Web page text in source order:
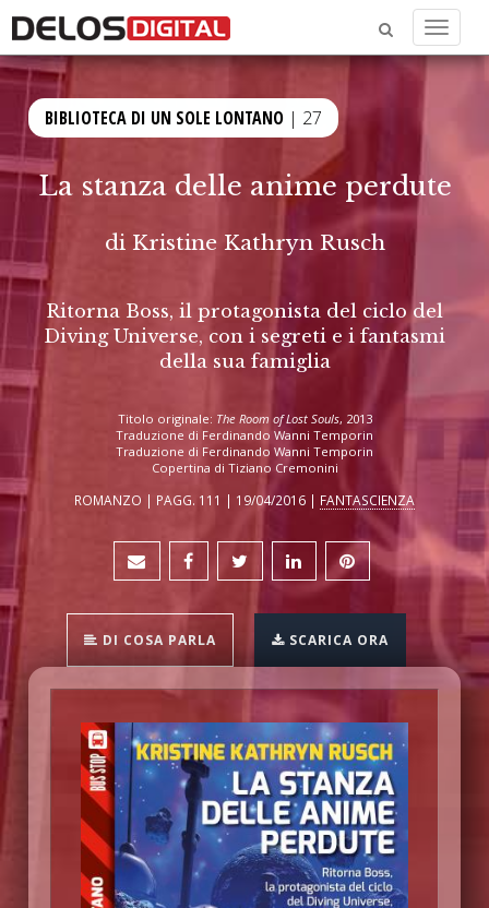
Menu
BIBLIOTECA DI UN SOLE LONTANO | 27
La stanza delle anime perdute
di Kristine Kathryn Rusch
Ritorna Boss, il protagonista del ciclo del
Diving Universe, con i segreti e i fantasmi
della sua famiglia
Titolo originale: The Room of Lost Souls, 2013
Traduzione di Ferdinando Wanni Temporin
Traduzione di Ferdinando Wanni Temporin
Copertina di Tiziano Cremonini
ROMANZO | PAGG. 111 | 19/04/2016 | FANTASCIENZA
DI COSA PARLA SCARICA ORA